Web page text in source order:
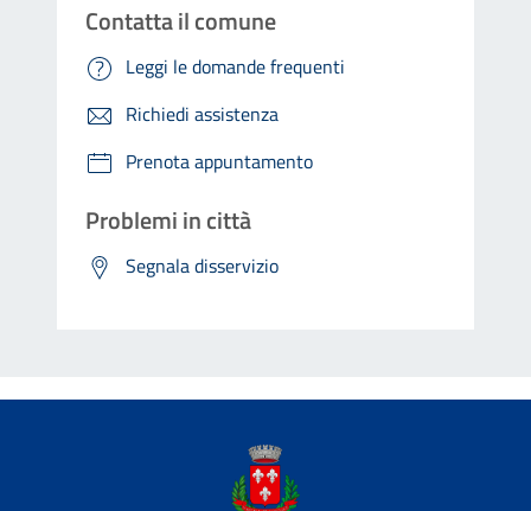
Contatta il comune
Leggi le domande frequenti
Richiedi assistenza
Prenota appuntamento
Problemi in città
Segnala disservizio